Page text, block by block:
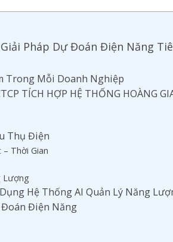
Pháp Dự Đoán Điện Năng
Trong Mỗi Doanh Nghiệp
TÍCH HỢP HỆ THỐNG HOÀNG
Thụ Điện
– Thời Gian
Lượng
Hệ Thống AI Quản Lý Năng
Đoán Điện Năng